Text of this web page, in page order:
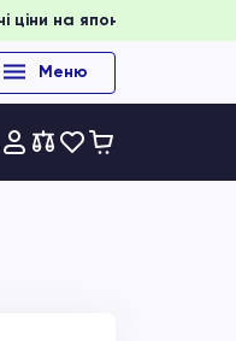
Гарячі ціни на
Меню